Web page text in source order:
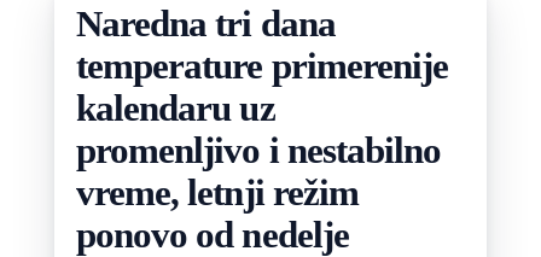
Naredna tri dana
temperature primerenije
kalendaru uz
promenljivo i nestabilno
vreme, letnji režim
ponovo od nedelje